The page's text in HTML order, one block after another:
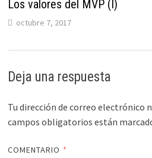
Los valores del MVP (I)
octubre 7, 2017
Deja una respuesta
Tu dirección de correo electrónico
campos obligatorios están
COMENTARIO *